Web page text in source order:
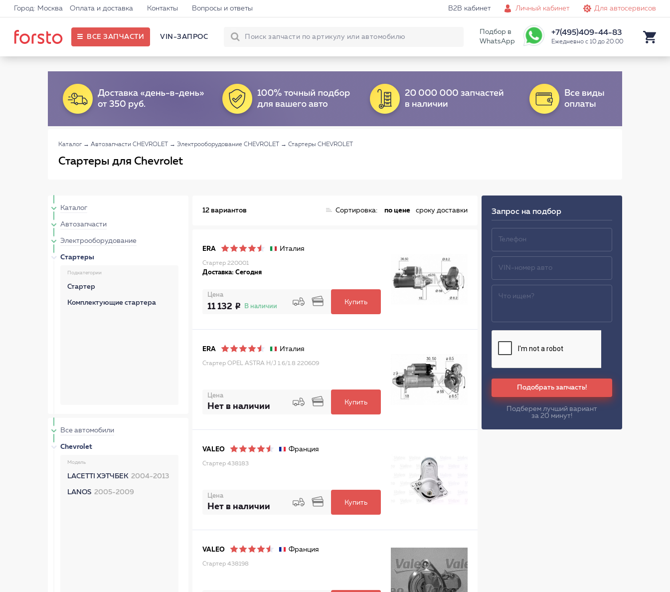
Город: Москва Оплата и доставка Контакты Вопросы и ответы B2B кабинет Личный кабинет Для автосервисов
ВСЕ ЗАПЧАСТИ VIN-ЗАПРОС
Подбор в
WhatsApp
+7(495)409-44-83
Ежедневно с 10 до 20:00
Каталог → Автозапчасти CHEVROLET → Электрооборудование CHEVROLET → Стартеры CHEVROLET
Стартеры для Chevrolet
Каталог
Автозапчасти
Электрооборудование
Стартеры
Подкатегории
Стартер
Комплектующие стартера
Все автомобили
Chevrolet
Модель
LACETTI ХЭТЧБЕК 2004-2013
LANOS 2005-2009
12 вариантов Сортировка: по цене сроку доставки
ERA Италия
Стартер 220001
Доставка: Сегодня
Цена
11 132 В наличии
Купить
ERA Италия
Стартер OPEL ASTRA H/J 1.6/1.8 220609
Цена
Нет в наличии Купить
VALEO Франция
Стартер 438183
Цена
Нет в наличии Купить
VALEO Франция
Стартер 438198
Запрос на подбор
Подобрать запчасть!
Подберем лучший вариант
за 20 минут!